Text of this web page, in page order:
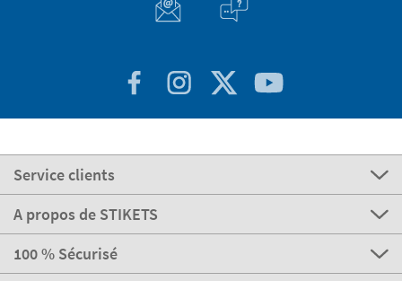
Service clients
A propos de STIKETS
100 % Sécurisé